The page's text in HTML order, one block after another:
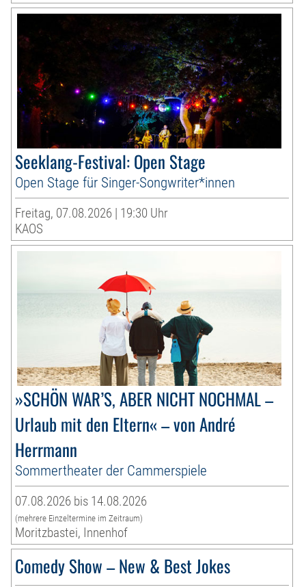
Seeklang-Festival: Open Stage
Open Stage für Singer-Songwriter*innen
Freitag, 07.08.2026 | 19:30 Uhr
KAOS
»SCHÖN WAR’S, ABER NICHT NOCHMAL –
Urlaub mit den Eltern« – von André
Herrmann
Sommertheater der Cammerspiele
07.08.2026 bis 14.08.2026
(mehrere Einzeltermine im Zeitraum)
Moritzbastei, Innenhof
Comedy Show – New & Best Jokes